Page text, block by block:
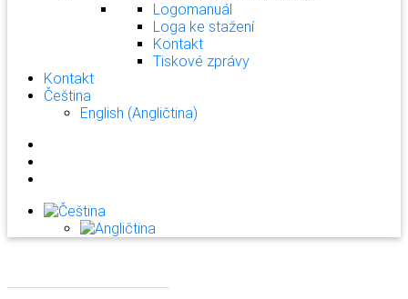
Logomanuál
Loga ke stažení
Kontakt
Tiskové zprávy
Kontakt
Čeština
English (Angličtina)
Silnice